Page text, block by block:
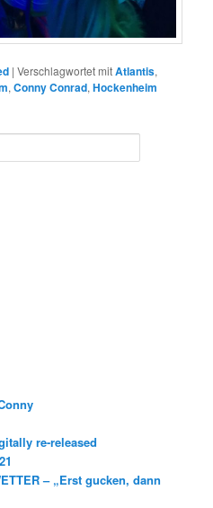
|Verschlagwortet mitAtlantis,
,Conny Conrad,Hockenheim
re-released
– „Erst gucken, dann